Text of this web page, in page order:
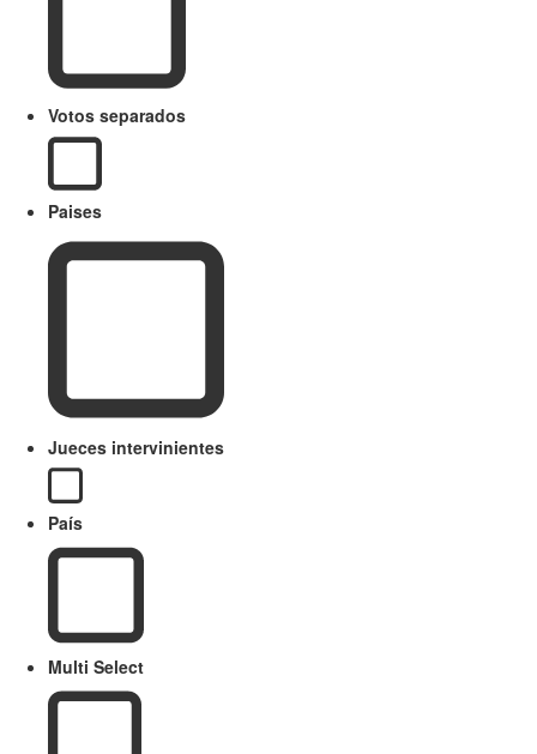
Votos separados
Paises
Jueces intervinientes
País
Multi Select